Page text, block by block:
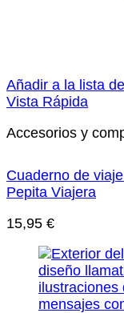
Añadir a la lista
Vista Rápida
Accesorios y
Cuaderno de
Pepita Viajera
15,95 €